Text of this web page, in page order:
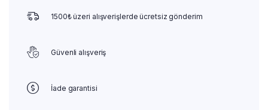
1500₺ üzeri alışverişlerde ücretsiz gönderim
Güvenli alışveriş
İade garantisi